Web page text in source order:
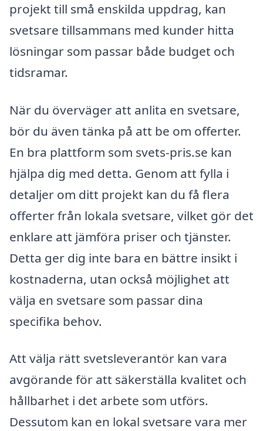
projekt till små enskilda uppdrag, kan
svetsare tillsammans med kunder hitta
lösningar som passar både budget och
tidsramar.
När du överväger att anlita en svetsare,
bör du även tänka på att be om offerter.
En bra plattform som svets-pris.se kan
hjälpa dig med detta. Genom att fylla i
detaljer om ditt projekt kan du få flera
offerter från lokala svetsare, vilket gör det
enklare att jämföra priser och tjänster.
Detta ger dig inte bara en bättre insikt i
kostnaderna, utan också möjlighet att
välja en svetsare som passar dina
specifika behov.
Att välja rätt svetsleverantör kan vara
avgörande för att säkerställa kvalitet och
hållbarhet i det arbete som utförs.
Dessutom kan en lokal svetsare vara mer